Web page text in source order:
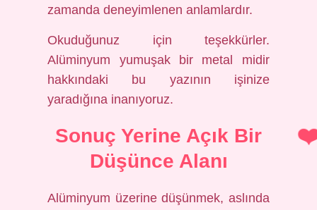
zamanda deneyimlenen anlamlardır.
Okuduğunuz için teşekkürler.
Alüminyum yumuşak bir metal midir
hakkındaki bu yazının işinize
yaradığına inanıyoruz.
Sonuç Yerine Açık Bir
Düşünce Alanı
Alüminyum üzerine düşünmek, aslında